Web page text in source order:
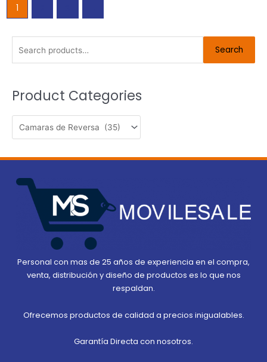
1
for:
Search
Product Categories
Personal con mas de 25 años de experiencia en el compra,
venta, distribución y diseño de productos es lo que nos
respaldan.
Ofrecemos productos de calidad a precios inigualables.
Garantía Directa con nosotros.